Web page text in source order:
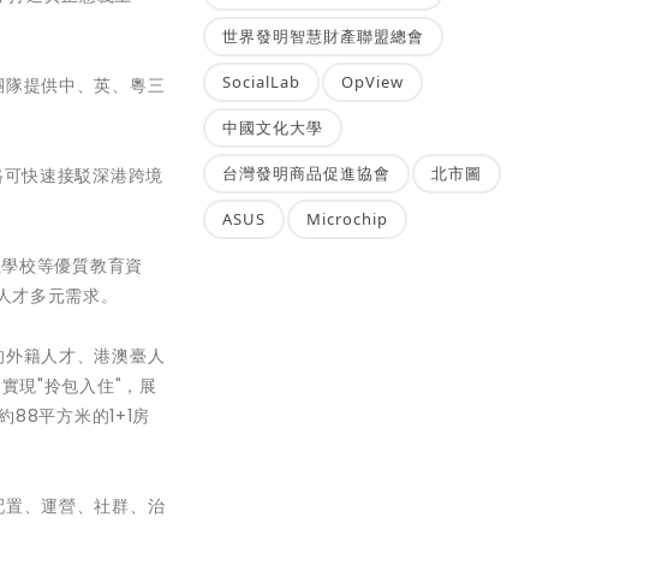
提供中、英、粵三
快速接駁深港跨境
校等優質教育資
多元需求。
籍人才、港澳臺人
現"拎包入住"，展
88平方米的1+1房
、運營、社群、治
世界發明智慧財產聯盟總會
SocialLab OpView
中國文化大學
台灣發明商品促進協會 北市圖
ASUS Microchip